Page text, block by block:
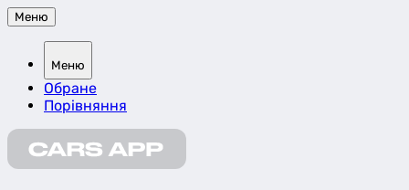
Меню
Меню
Обране
Порівняння